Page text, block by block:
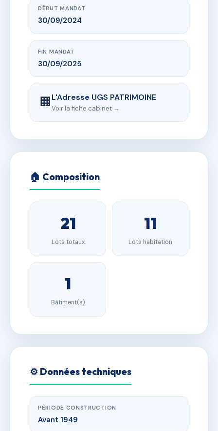
DÉBUT MANDAT
30/09/2024
FIN MANDAT
30/09/2025
🏢L'Adresse UGS PATRIMOINE
Voir la fiche cabinet →
🏠 Composition
21
Lots totaux
11
Lots habitation
1
Bâtiment(s)
⚙️ Données techniques
PÉRIODE CONSTRUCTION
Avant 1949